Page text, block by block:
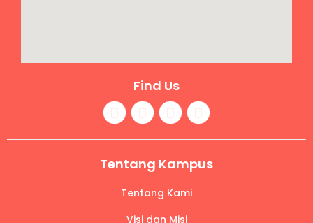
Find Us
Tentang Kampus
Tentang Kami
Visi dan Misi